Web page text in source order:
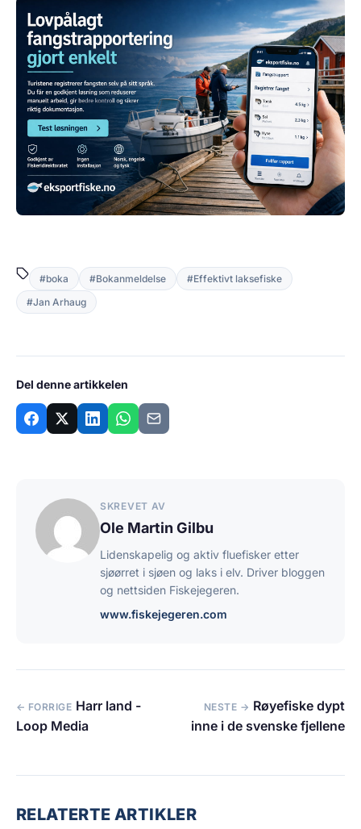
#boka #Bokanmeldelse
#Effektivt laksefiske
#Jan Arhaug
Del denne artikkelen
SKREVET AV
Ole Martin Gilbu
Lidenskapelig og aktiv fluefisker etter
sjøørret i sjøen og laks i elv. Driver bloggen
og nettsiden Fiskejegeren.
www.fiskejegeren.com
← FORRIGE Harr land -
Loop Media
NESTE → Røyefiske dypt
inne i de svenske fjellene
RELATERTE ARTIKLER